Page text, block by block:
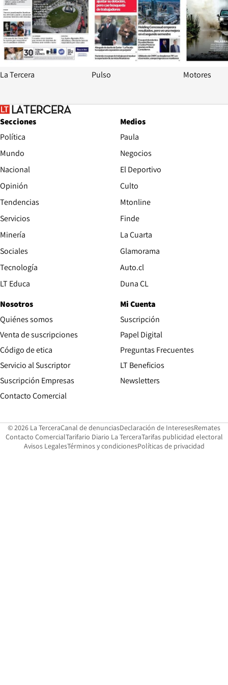
La Tercera Pulso Motores
Secciones
Política
Mundo
Nacional
Opinión
Tendencias
Servicios
Minería
Sociales
Tecnología
LT Educa
Medios
Paula
Negocios
El Deportivo
Culto
Mtonline
Finde
La Cuarta
Glamorama
Auto.clOpens in new window
Duna CLOpens in new window
Nosotros
Quiénes somos
Venta de suscripciones
Código de etica Opens in new window
Servicio al Suscriptor
Suscripción Empresas
Contacto ComercialOpens in new window
Mi Cuenta
Suscripción
Papel DigitalOpens in new
Preguntas Frecuentes
LT Beneficios
Newsletters
© 2026 La TerceraCanal de denunciasOpens in new window
Declaración de InteresesOpens in
Remates
Contacto ComercialOpens in new window
Tarifario Diario La TerceraOpens in new window
Tarifas publicidad electoral
Avisos LegalesOpens in new window
Términos y condicionesPolíticas de privacidad